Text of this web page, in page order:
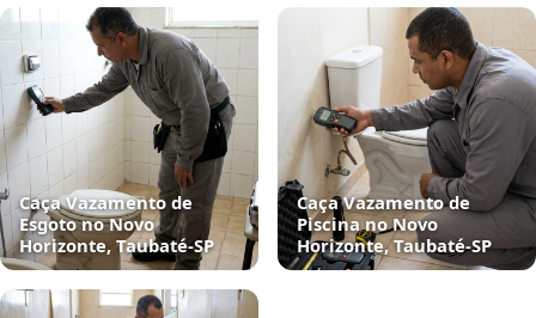
Caça Vazamento de
Esgoto no Novo
Horizonte, Taubaté‑SP
Caça Vazamento de
Piscina no Novo
Horizonte, Taubaté‑SP